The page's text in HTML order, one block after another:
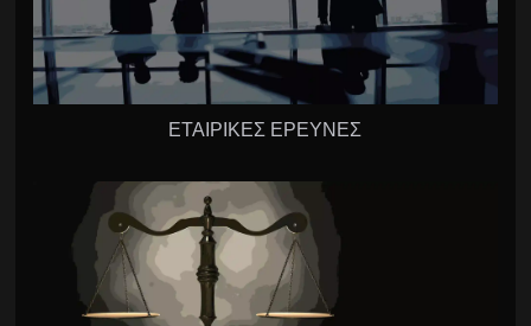
ΕΤΑΙΡΙΚΕΣ ΕΡΕΥΝΕΣ